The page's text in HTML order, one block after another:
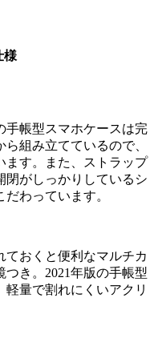
様
手帳型スマホケースは完
組み立てているので、
ます。また、ストラップ
閉がしっかりしているシ
わっています。
ておくと便利なマルチカ
き。2021年版の手帳型
量で割れにくいアクリ